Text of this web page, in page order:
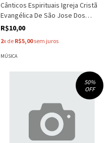
Cânticos Espirituais Igreja Cristã
Evangélica De São Jose Dos
Campo - Igreja Cristã Evangélica
R$10,00
2x de R$5,00sem juros
MÚSICA
50%
OFF